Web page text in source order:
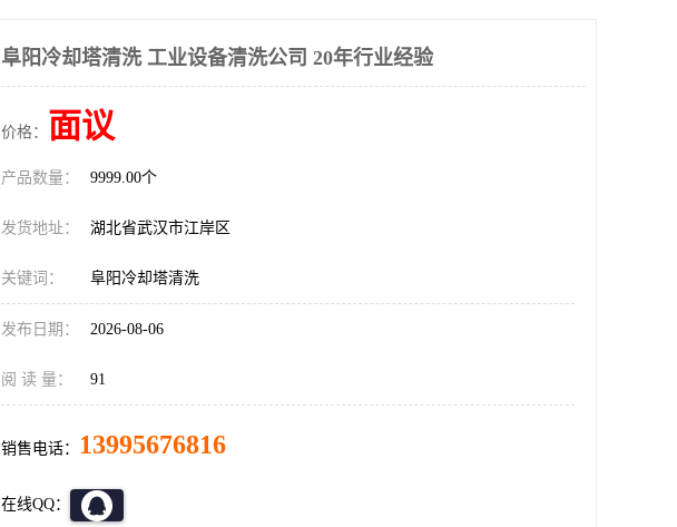
阜阳冷却塔清洗 工业设备清洗公司 20年行业经验
价格： 面议
产品数量： 9999.00个
发货地址： 湖北省武汉市江岸区
关键词： 阜阳冷却塔清洗
发布日期： 2026-08-06
阅 读 量： 91
销售电话： 13995676816
在线QQ：